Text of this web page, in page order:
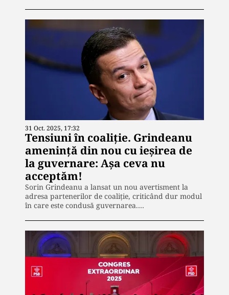
31 Oct. 2025, 17:32
Tensiuni în coaliție. Grindeanu
amenință din nou cu ieșirea de
la guvernare: Așa ceva nu
acceptăm!
Sorin Grindeanu a lansat un nou avertisment la
adresa partenerilor de coaliție, criticând dur modul
în care este condusă guvernarea.…